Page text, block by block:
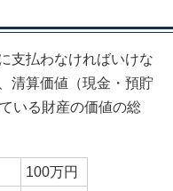
支払わなければいけな
清算価値（現金・預貯
いる財産の価値の総
100万円